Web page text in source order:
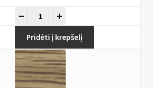
Pridėti į krepšelį